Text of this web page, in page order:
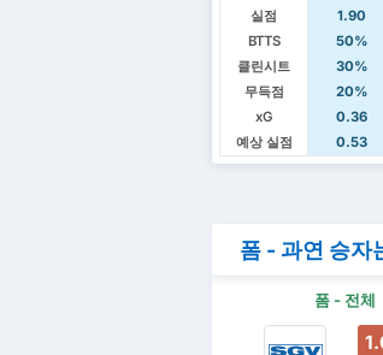
실점
1.90
BTTS
50%
클린시트
30%
무득점
20%
xG
0.36
예상 실점
0.53
폼 - 과연 승자
폼 - 전체